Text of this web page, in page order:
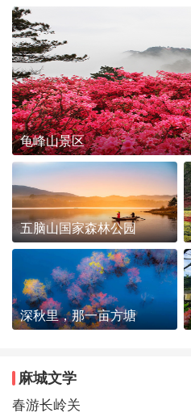
龟峰山景区
五脑山国家森林公园
深秋里，那一亩方塘
麻城文学
春游长岭关